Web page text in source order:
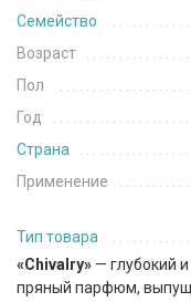
Семейство
Возраст
Пол
Год
Страна
Применение
Тип товара
«Chivalry» — глубокий
пряный парфюм,